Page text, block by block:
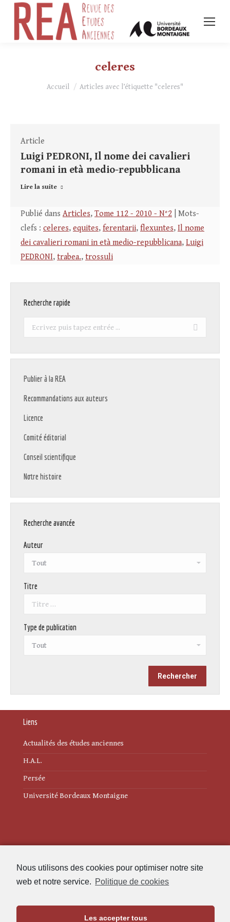
Nous utilisons des cookies pour optimiser notre site
web et notre service. Politique de cookies
Les accepter tous
celeres
Vous êtes ici :
Accueil Articles avec l’étiquette "celeres"
Article
Luigi PEDRONI, Il nome dei cavalieri
romani in età medio-repubblicana
Lire la suite
Publié dans Articles, Tome 112 - 2010 - N°2 | Mots-
clefs : celeres, equites, ferentarii, flexuntes, Il nome
dei cavalieri romani in età medio-repubblicana, Luigi
PEDRONI, trabea., trossuli
Recherche rapide
Recherche
Publier à la REA
Recommandations aux auteurs
Licence
Comité éditorial
Conseil scientifique
Notre histoire
Recherche avancée
Auteur
Titre
Type de publication
Liens
Actualités des études anciennes
H.A.L.
Persée
Université Bordeaux Montaigne
Politique de cookies (UE)